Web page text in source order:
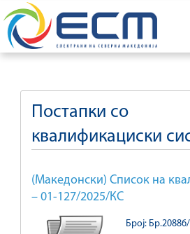
Постапки со
квалификациски
(Македонски) Список на
– 01-127/2025/КС
Број: